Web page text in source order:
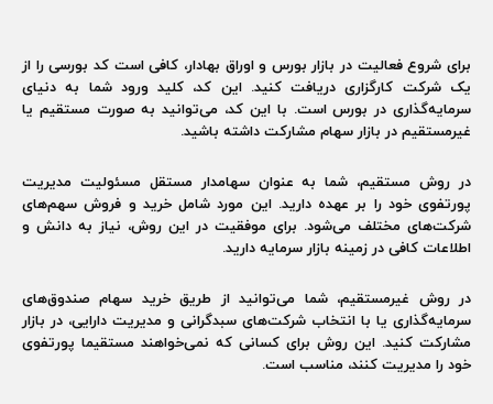
برای شروع فعالیت در بازار بورس و اوراق بهادار، کافی است کد بورسی را از
یک شرکت کارگزاری دریافت کنید. این کد، کلید ورود شما به دنیای
سرمایه‌گذاری در بورس است. با این کد، می‌توانید به صورت مستقیم یا
غیرمستقیم در بازار سهام مشارکت داشته باشید.
در روش مستقیم، شما به عنوان سهامدار مستقل مسئولیت مدیریت
پورتفوی خود را بر عهده دارید. این مورد شامل خرید و فروش سهم‌های
شرکت‌های مختلف می‌شود. برای موفقیت در این روش، نیاز به دانش و
اطلاعات کافی در زمینه بازار سرمایه دارید.
در روش غیرمستقیم، شما می‌توانید از طریق خرید سهام صندوق‌های
سرمایه‌گذاری یا با انتخاب شرکت‌های سبدگرانی و مدیریت دارایی، در بازار
مشارکت کنید. این روش برای کسانی که نمی‌خواهند مستقیما پورتفوی
خود را مدیریت کنند، مناسب است.